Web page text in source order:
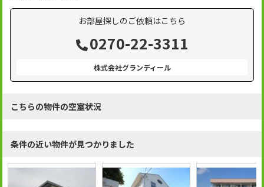
お部屋探しのご依頼はこちら
0270-22-3311
株式会社グランディール
こちらの物件の空室状況
条件の近い物件が見つかりました